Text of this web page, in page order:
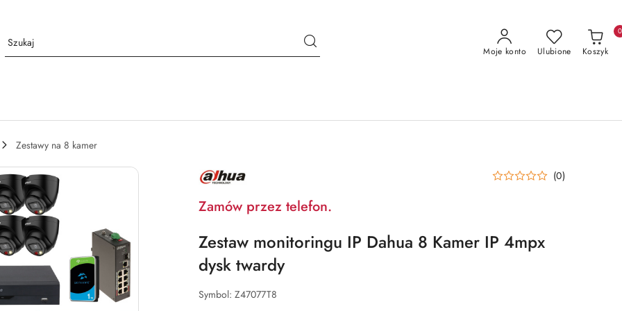
Moje konto Ulubione Koszyk
0
Zestawy na 8 kamer
NAZWA
PRODUCENTA: (0)
Zamów przez telefon.
Zestaw monitoringu IP Dahua 8 Kamer IP 4mpx
dysk twardy
Symbol: Z47077T8